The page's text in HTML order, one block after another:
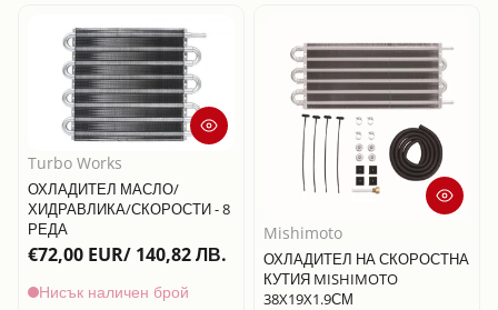
Turbo Works
ОХЛАДИТЕЛ МАСЛО/
ХИДРАВЛИКА/СКОРОСТИ - 8
РЕДА
€72,00 EUR/ 140,82 ЛВ.
Нисък наличен брой
Mishimoto
ОХЛАДИТЕЛ НА СКОРОСТНА
КУТИЯ MISHIMOTO
38X19X1.9СМ